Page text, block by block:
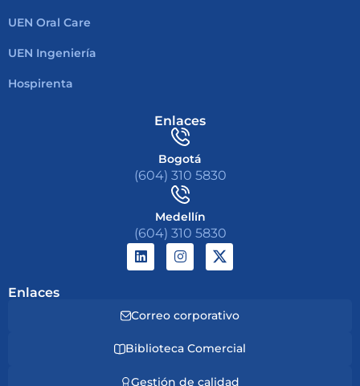
UEN Oral Care
UEN Ingeniería
Hospirenta
Enlaces
Bogotá
(604) 310 5830
Medellín
(604) 310 5830
Enlaces
Correo corporativo
Biblioteca Comercial
Gestión de calidad